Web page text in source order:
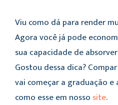
Viu como dá para render
Agora você já pode
sua capacidade de
Gostou dessa dica?
vai começar a graduação
como esse em nosso site.